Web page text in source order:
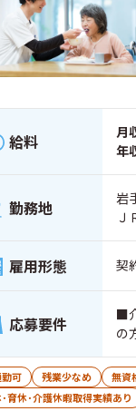
給料 月
年
勤務地
岩
Ｊ
雇用形態 契
応募要件
■
の
可 残業少なめ 無資
育休･介護休暇取得実績あり